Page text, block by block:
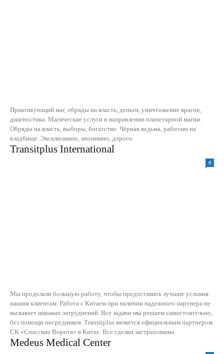
Практикующий маг, обряды на власть, деньги, уничтожение врагов,
диагностика. Магические услуги в направлении планетарной магии.
Обряды на власть, выборы, богатство. Чёрная ведьма, работаю на
кладбище. Эксклюзивно, анонимно, дорого.
Transitplus International
0
Мы проделали большую работу, чтобы предоставить лучшие условия
нашим клиентам. Работа с Китаем при наличии надежного партнера не
вызывает никаких затруднений. Все задачи мы решаем самостоятельно,
без помощи посредников. Transitplus является официальным партнером
СК «Спасские Ворота» в Китае. Все сделки застрахованы.
Medeus Medical Center